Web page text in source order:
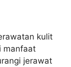
kulit
manfaat
jerawat